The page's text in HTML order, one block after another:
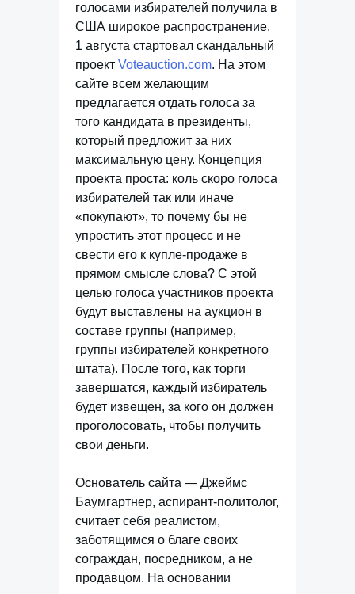
голосами избирателей получила в
США широкое распространение.
1 августа стартовал скандальный
проект Voteauction.com. На этом
сайте всем желающим
предлагается отдать голоса за
того кандидата в президенты,
который предложит за них
максимальную цену. Концепция
проекта проста: коль скоро голоса
избирателей так или иначе
«покупают», то почему бы не
упростить этот процесс и не
свести его к купле-продаже в
прямом смысле слова? С этой
целью голоса участников проекта
будут выставлены на аукцион в
составе группы (например,
группы избирателей конкретного
штата). После того, как торги
завершатся, каждый избиратель
будет извещен, за кого он должен
проголосовать, чтобы получить
свои деньги.
Основатель сайта — Джеймс
Баумгартнер, аспирант-политолог,
считает себя реалистом,
заботящимся о благе своих
сограждан, посредником, а не
продавцом. На основании